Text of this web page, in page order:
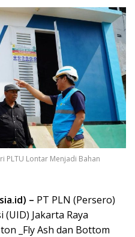
PLTU Lontar Menjadi Bahan
– PT PLN (Persero)
Jakarta Raya
_Fly Ash dan Bottom